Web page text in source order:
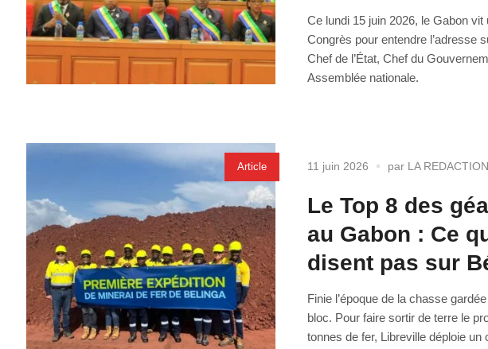
Ce lundi 15 juin 2026, le Gabon
Congrès pour entendre l’adresse
Chef de l’État, Chef du
Assemblée nationale.
Article 11 juin 2026 par LA REDACTION
Le Top 8 des
au Gabon : Ce
disent pas sur
Finie l’époque de la chasse
bloc. Pour faire sortir de terre le
tonnes de fer, Libreville déploie